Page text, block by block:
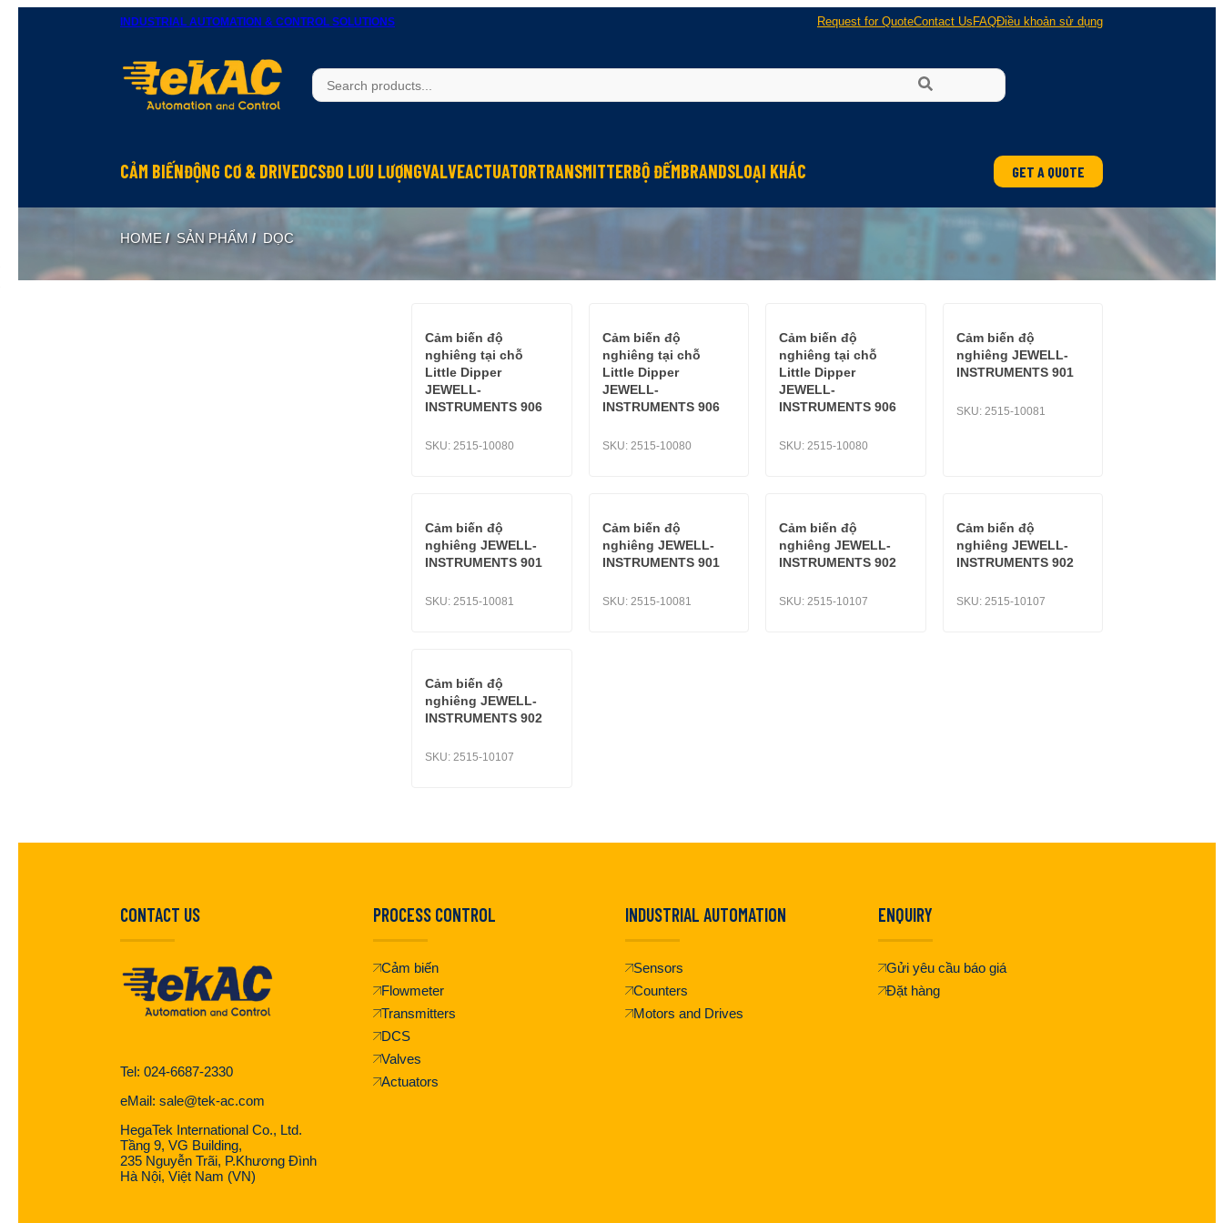
INDUSTRIAL AUTOMATION & CONTROL SOLUTIONS Request for QuoteContact Us FAQĐiều khoản sử dụng
CẢM BIẾNĐỘNG CƠ & DRIVEDCSĐO LƯU LƯỢNGVALVEACTUATORTRANSMITTERBỘ ĐẾMBRANDS
Oriental Motor
KGN
LOẠI KHÁC
Đèn phòng nổ
GET A QUOTE
HOME / SẢN PHẨM / DỌC
Cảm biến độ
nghiêng tại chỗ
Little Dipper
JEWELL-
INSTRUMENTS 906
SKU: 2515-10080
Cảm biến độ
nghiêng tại chỗ
Little Dipper
JEWELL-
INSTRUMENTS 906
SKU: 2515-10080
Cảm biến độ
nghiêng tại chỗ
Little Dipper
JEWELL-
INSTRUMENTS 906
SKU: 2515-10080
Cảm biến độ
nghiêng JEWELL-
INSTRUMENTS 901
SKU: 2515-10081
Cảm biến độ
nghiêng JEWELL-
INSTRUMENTS 901
SKU: 2515-10081
Cảm biến độ
nghiêng JEWELL-
INSTRUMENTS 901
SKU: 2515-10081
Cảm biến độ
nghiêng JEWELL-
INSTRUMENTS 902
SKU: 2515-10107
Cảm biến độ
nghiêng JEWELL-
INSTRUMENTS 902
SKU: 2515-10107
Cảm biến độ
nghiêng JEWELL-
INSTRUMENTS 902
SKU: 2515-10107
CONTACT US
Tel: 024-6687-2330
eMail: sale@tek-ac.com
HegaTek International Co., Ltd.
Tầng 9, VG Building,
235 Nguyễn Trãi, P.Khương Đình
Hà Nội, Việt Nam (VN)
PROCESS CONTROL
Cảm biến
Flowmeter
Transmitters
DCS
Valves
Actuators
INDUSTRIAL AUTOMATION
Sensors
Counters
Motors and Drives
ENQUIRY
Gửi yêu cầu báo giá
Đặt hàng